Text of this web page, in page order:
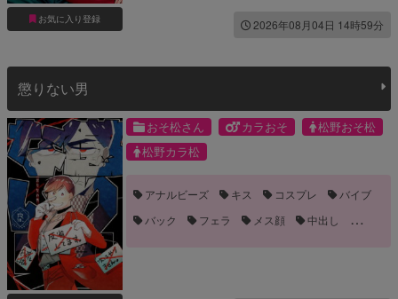
お気に入り登録 2026年08月04日 14時59分
懲りない男
おそ松さん カラおそ
松野おそ松
松野カラ松
アナルビーズ キス コスプレ
バイブ
バック
フェラ メス顔
中出し